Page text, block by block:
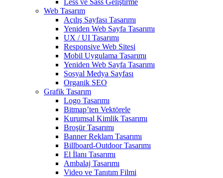
Less ve Sass Geliştirme
Web Tasarım
Açılış Sayfası Tasarımı
Yeniden Web Sayfa Tasarımı
UX / UI Tasarımı
Responsive Web Sitesi
Mobil Uygulama Tasarımı
Yeniden Web Sayfa Tasarımı
Sosyal Medya Sayfası
Organik SEO
Grafik Tasarım
Logo Tasarımı
Bitmap’ten Vektörele
Kurumsal Kimlik Tasarımı
Broşür Tasarımı
Banner Reklam Tasarımı
Billboard-Outdoor Tasarımı
El İlanı Tasarımı
Ambalaj Tasarımı
Video ve Tanıtım Filmi